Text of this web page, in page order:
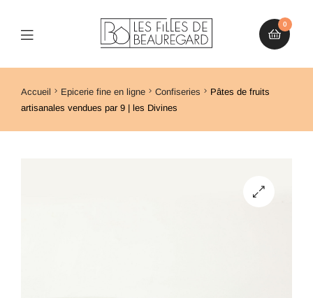
0
Accueil Epicerie fine en ligne Confiseries
Pâtes de fruits
artisanales vendues par 9 | les Divines